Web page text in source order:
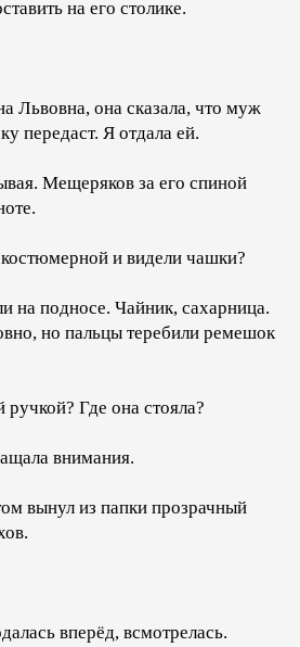
на его столике.
Львовна, она сказала, что муж
передаст. Я отдала ей.
Мещеряков за его спиной
и видели чашки?
на подносе. Чайник, сахарница.
но пальцы теребили ремешок
Где она стояла?
внимания.
вынул из папки прозрачный
вперёд, всмотрелась.